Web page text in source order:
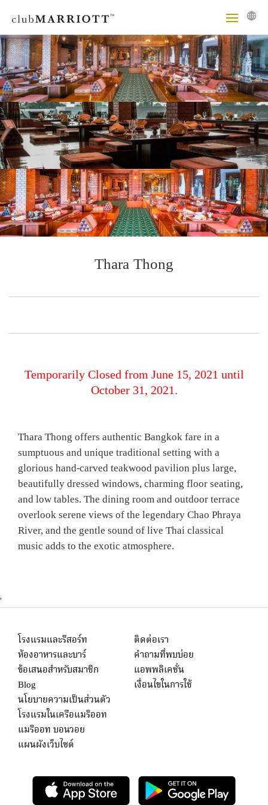
Thara Thong
Temporarily Closed from June 15, 2021 until
October 31, 2021.
Thara Thong offers authentic Bangkok fare in a
sumptuous and unique traditional setting with a
glorious hand-carved teakwood pavilion plus large,
beautifully dressed windows, charming floor seating,
and low tables. The dining room and outdoor terrace
overlook serene views of the legendary Chao Phraya
River, and the gentle sound of live Thai classical
music adds to the exotic atmosphere.
'
โรงแรมและรีสอร์ท
ห้องอาหารและบาร์
ข้อเสนอสำหรับสมาชิก
Blog
ติดต่อเรา
คำถามที่พบบ่อย
แอพพลิเคชั่น
เงื่อนไขในการใช้
นโยบายความเป็นส่วนตัว
โรงแรมในเครือแมริออท
แมริออท บอนวอย
แผนผังเว็บไซต์